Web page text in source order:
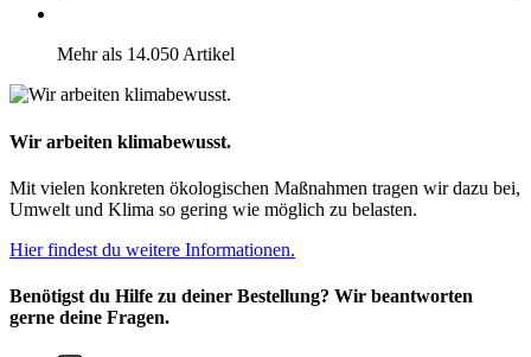
Mehr als 14.050 Artikel
Wir arbeiten klimabewusst.
Mit vielen konkreten ökologischen Maßnahmen tragen wir dazu bei,
Umwelt und Klima so gering wie möglich zu belasten.
Hier findest du weitere Informationen.
Benötigst du Hilfe zu deiner Bestellung? Wir beantworten
gerne deine Fragen.